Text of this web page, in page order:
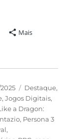
Mais
Categorias
Destaque,
,Jogos Digitais,
a Dragon:
, Persona 3
,